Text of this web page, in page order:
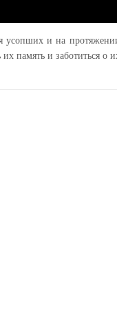
усопших и на
память и заботиться о